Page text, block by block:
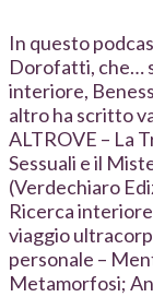
In questo
Dorofatti, che…
interiore,
altro ha scritto
ALTROVE – La
Sessuali e il
(Verdechiaro
Ricerca
viaggio
personale –
Metamorfosi;